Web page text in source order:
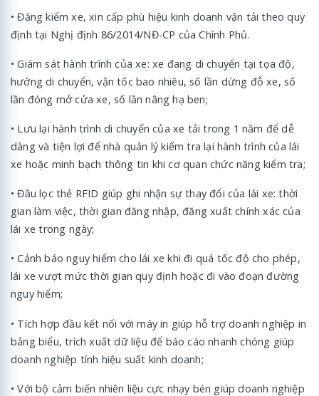
• Đăng kiểm xe, xin cấp phù hiệu kinh doanh vận tải theo quy
định tại Nghị định 86/2014/NĐ-CP của Chính Phủ.
• Giám sát hành trình của xe: xe đang di chuyển tại tọa độ,
hướng di chuyển, vận tốc bao nhiêu, số lần dừng đỗ xe, số
lần đóng mở cửa xe, số lần nâng hạ ben;
• Lưu lại hành trình di chuyển của xe tải trong 1 năm để dễ
dàng và tiện lợi để nhà quản lý kiểm tra lại hành trình của lái
xe hoặc minh bạch thông tin khi cơ quan chức năng kiểm tra;
• Đầu lọc thẻ RFID giúp ghi nhận sự thay đổi của lái xe: thời
gian làm việc, thời gian đăng nhập, đăng xuất chính xác của
lái xe trong ngày;
• Cảnh báo nguy hiểm cho lái xe khi đi quá tốc độ cho phép,
lái xe vượt mức thời gian quy định hoặc đi vào đoạn đường
nguy hiểm;
• Tích hợp đầu kết nối với máy in giúp hỗ trợ doanh nghiệp in
bảng biểu, trích xuất dữ liệu để báo cáo nhanh chóng giúp
doanh nghiệp tính hiệu suất kinh doanh;
• Với bộ cảm biến nhiên liệu cực nhạy bén giúp doanh nghiệp